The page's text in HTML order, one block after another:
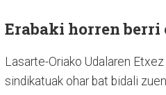
Erabaki horren
Lasarte-Oriako Udalaren
sindikatuak ohar bat bidali